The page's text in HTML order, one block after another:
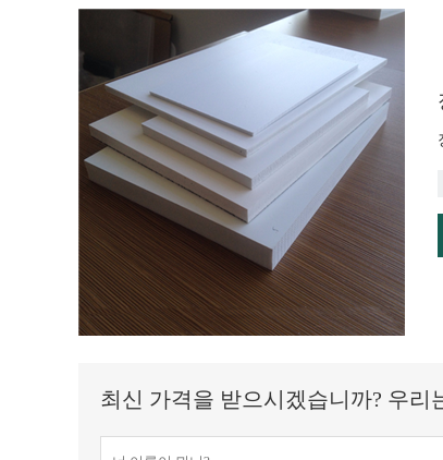
최신 가격을 받으시겠습니까? 우리